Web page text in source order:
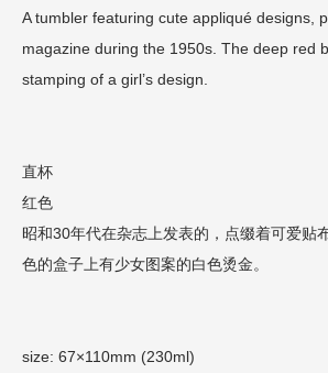
A tumbler featuring cute appliqué designs,
magazine during the 1950s. The deep red
stamping of a girl’s design.
直杯
红色
昭和30年代在杂志上发表的，点缀着可爱贴
色的盒子上有少女图案的白色烫金。
size: 67×110mm (230ml)